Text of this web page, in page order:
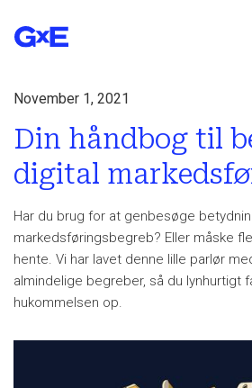
November 1, 2021
Din håndbog til
digital
Har du brug for at genbesøge
markedsføringsbegreb? Eller måske
hente. Vi har lavet denne lille parlør
almindelige begreber, så du lynhurtigt
hukommelsen op.